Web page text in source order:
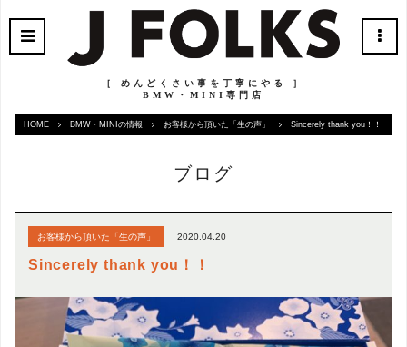
［ めんどくさい事を丁寧にやる ］
BMW・MINI専門店
HOME BMW・MINIの情報 お客様から頂いた「生の声」 Sincerely thank you！！
ブログ
お客様から頂いた「生の声」 2020.04.20
Sincerely thank you！！